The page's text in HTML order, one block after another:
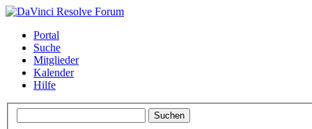
Portal
Suche
Mitglieder
Kalender
Hilfe